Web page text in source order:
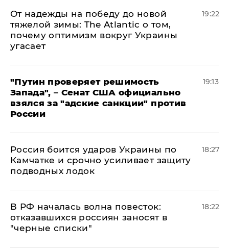
От надежды на победу до новой
тяжелой зимы: The Atlantic о том,
почему оптимизм вокруг Украины
угасает
19:22
"Путин проверяет решимость
Запада", – Сенат США официально
взялся за "адские санкции" против
России
19:13
Россия боится ударов Украины по
Камчатке и срочно усиливает защиту
подводных лодок
18:27
​В РФ началась волна повесток:
отказавшихся россиян заносят в
"черные списки"
18:22